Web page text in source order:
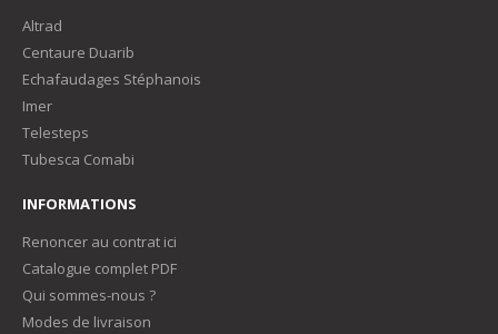
Altrad
Centaure Duarib
Echafaudages Stéphanois
Imer
Telesteps
Tubesca Comabi
INFORMATIONS
Renoncer au contrat ici
Catalogue complet PDF
Qui sommes-nous ?
Modes de livraison